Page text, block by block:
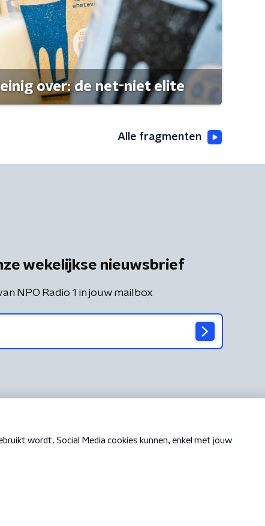
over: de net-niet elite
Alle fragmenten
wekelijkse nieuwsbrief
NPO Radio 1 in jouw mailbox